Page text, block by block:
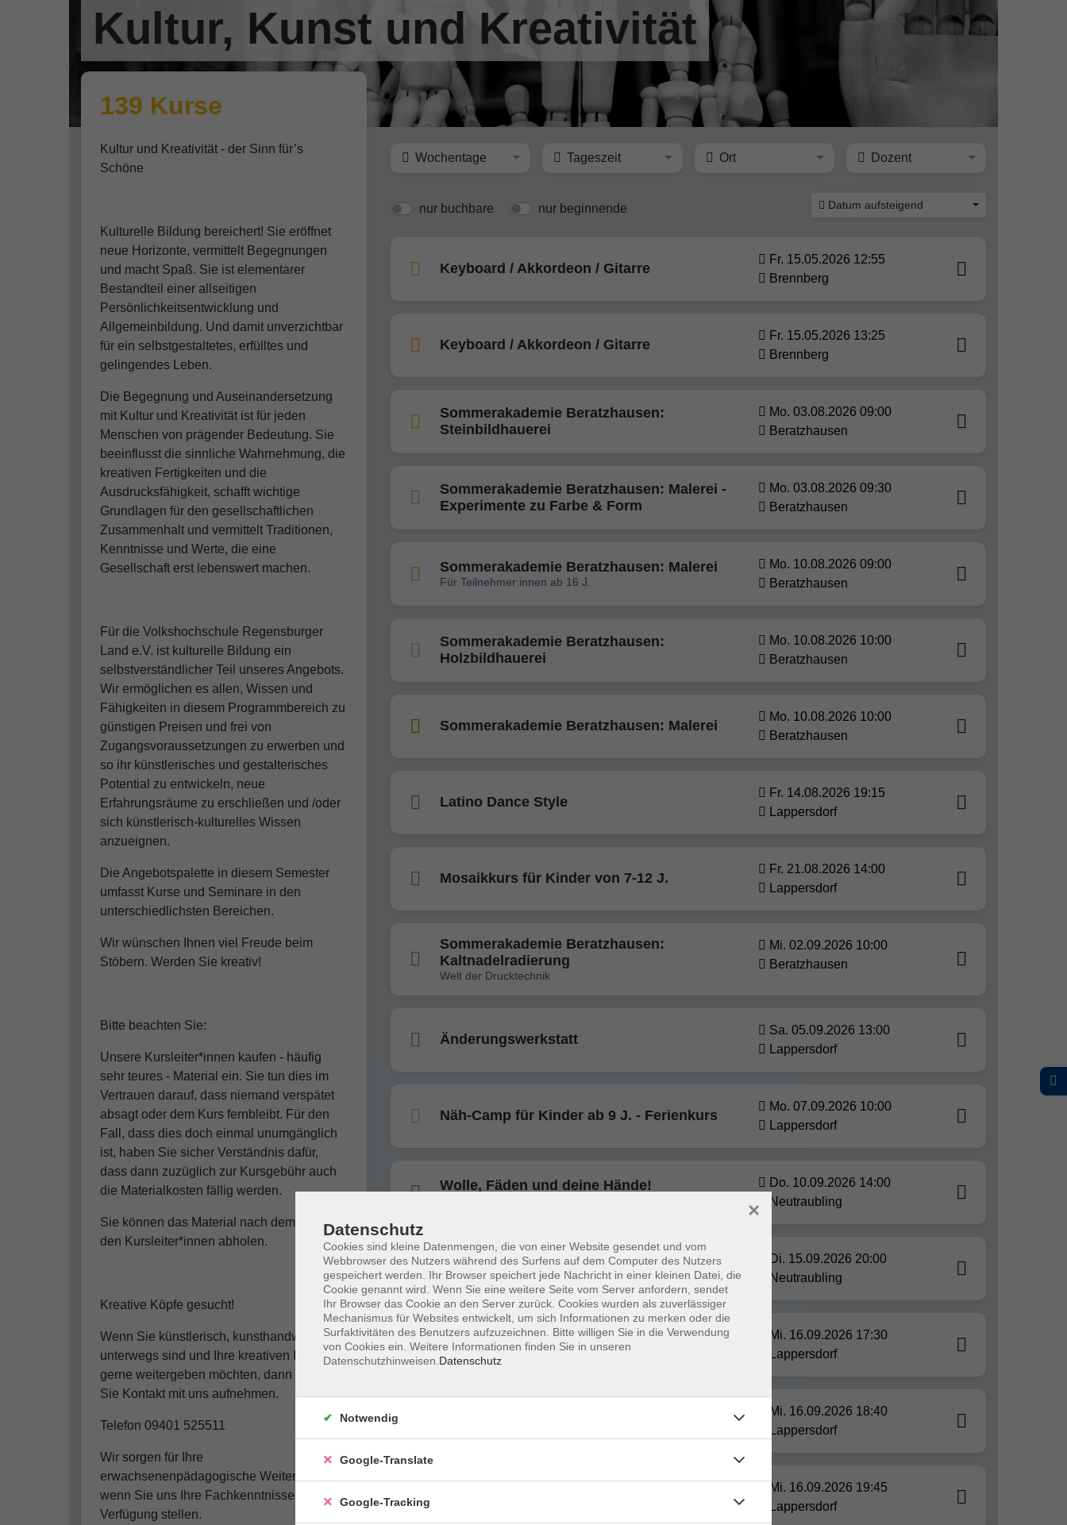
Kultur, Kunst und Kreativität
139 Kurse
Kultur und Kreativität - der Sinn für’s
Schöne
Kulturelle Bildung bereichert! Sie eröffnet
neue Horizonte, vermittelt Begegnungen
und macht Spaß. Sie ist elementarer
Bestandteil einer allseitigen
Persönlichkeitsentwicklung und
Allgemeinbildung. Und damit unverzichtbar
für ein selbstgestaltetes, erfülltes und
gelingendes Leben.
Die Begegnung und Auseinandersetzung
mit Kultur und Kreativität ist für jeden
Menschen von prägender Bedeutung. Sie
beeinflusst die sinnliche Wahrnehmung, die
kreativen Fertigkeiten und die
Ausdrucksfähigkeit, schafft wichtige
Grundlagen für den gesellschaftlichen
Zusammenhalt und vermittelt Traditionen,
Kenntnisse und Werte, die eine
Gesellschaft erst lebenswert machen.
Für die Volkshochschule Regensburger
Land e.V. ist kulturelle Bildung ein
selbstverständlicher Teil unseres Angebots.
Wir ermöglichen es allen, Wissen und
Fähigkeiten in diesem Programmbereich zu
günstigen Preisen und frei von
Zugangsvoraussetzungen zu erwerben und
so ihr künstlerisches und gestalterisches
Potential zu entwickeln, neue
Erfahrungsräume zu erschließen und /oder
sich künstlerisch-kulturelles Wissen
anzueignen.
Die Angebotspalette in diesem Semester
umfasst Kurse und Seminare in den
unterschiedlichsten Bereichen.
Wir wünschen Ihnen viel Freude beim
Stöbern. Werden Sie kreativ!
Bitte beachten Sie:
Unsere Kursleiter*innen kaufen - häufig
sehr teures - Material ein. Sie tun dies im
Vertrauen darauf, dass niemand verspätet
absagt oder dem Kurs fernbleibt. Für den
Fall, dass dies doch einmal unumgänglich
ist, haben Sie sicher Verständnis dafür,
dass dann zuzüglich zur Kursgebühr auch
die Materialkosten fällig werden.
Sie können das Material nach dem Kurs bei
den Kursleiter*innen abholen.
Kreative Köpfe gesucht!
Wenn Sie künstlerisch, kunsthandwerklich
unterwegs sind und Ihre kreativen Ideen
gerne weitergeben möchten, dann sollten
Sie Kontakt mit uns aufnehmen.
Telefon 09401 525511
Wir sorgen für Ihre
erwachsenenpädagogische Weiterbildung,
wenn Sie uns Ihre Fachkenntnisse zur
Verfügung stellen.
Wochentage Tageszeit Ort Dozent
nur buchbare nur beginnende Datum aufsteigend
Keyboard / Akkordeon / Gitarre
Fr. 15.05.2026 12:55
Brennberg
Keyboard / Akkordeon / Gitarre
Fr. 15.05.2026 13:25
Brennberg
Sommerakademie Beratzhausen:
Steinbildhauerei
Mo. 03.08.2026 09:00
Beratzhausen
Sommerakademie Beratzhausen: Malerei -
Experimente zu Farbe & Form
Mo. 03.08.2026 09:30
Beratzhausen
Sommerakademie Beratzhausen: Malerei
Für Teilnehmer:innen ab 16 J.
Mo. 10.08.2026 09:00
Beratzhausen
Sommerakademie Beratzhausen:
Holzbildhauerei
Mo. 10.08.2026 10:00
Beratzhausen
Sommerakademie Beratzhausen: Malerei
Mo. 10.08.2026 10:00
Beratzhausen
Latino Dance Style
Fr. 14.08.2026 19:15
Lappersdorf
Mosaikkurs für Kinder von 7-12 J.
Fr. 21.08.2026 14:00
Lappersdorf
Sommerakademie Beratzhausen:
Kaltnadelradierung
Welt der Drucktechnik
Mi. 02.09.2026 10:00
Beratzhausen
Änderungswerkstatt
Sa. 05.09.2026 13:00
Lappersdorf
Näh-Camp für Kinder ab 9 J. - Ferienkurs
Mo. 07.09.2026 10:00
Lappersdorf
Wolle, Fäden und deine Hände!
Do. 10.09.2026 14:00
Neutraubling
Tanz dich schlank & frei!
Di. 15.09.2026 20:00
Neutraubling
Line Dance (Level 1)
mind. 2-3 Jahre Line Dance-Erfahrung
Mi. 16.09.2026 17:30
Lappersdorf
Mi. 16.09.2026 18:40
Lappersdorf
Mi. 16.09.2026 19:45
Lappersdorf
Datenschutz
Cookies sind kleine Datenmengen, die von einer Website gesendet und vom
Webbrowser des Nutzers während des Surfens auf dem Computer des Nutzers
gespeichert werden. Ihr Browser speichert jede Nachricht in einer kleinen Datei, die
Cookie genannt wird. Wenn Sie eine weitere Seite vom Server anfordern, sendet
Ihr Browser das Cookie an den Server zurück. Cookies wurden als zuverlässiger
Mechanismus für Websites entwickelt, um sich Informationen zu merken oder die
Surfaktivitäten des Benutzers aufzuzeichnen. Bitte willigen Sie in die Verwendung
von Cookies ein. Weitere Informationen finden Sie in unseren
Datenschutzhinweisen. Datenschutz
×
Notwendig
Google-Translate
Google-Tracking